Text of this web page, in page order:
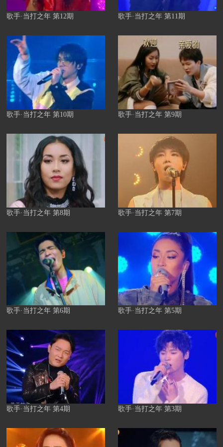
歌手·当打之年 第12期 歌手·当打之年 第11期
歌手·当打之年 第10期 歌手·当打之年 第9期
歌手·当打之年 第8期 歌手·当打之年 第7期
歌手·当打之年 第6期 歌手·当打之年 第5期
歌手·当打之年 第4期 歌手·当打之年 第3期